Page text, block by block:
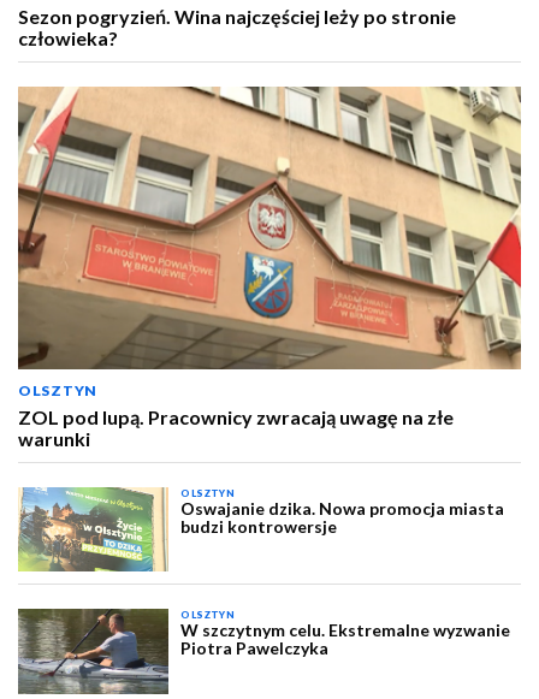
Sezon pogryzień. Wina najczęściej leży po stronie
człowieka?
OLSZTYN
ZOL pod lupą. Pracownicy zwracają uwagę na złe
warunki
OLSZTYN
Oswajanie dzika. Nowa promocja miasta
budzi kontrowersje
OLSZTYN
W szczytnym celu. Ekstremalne wyzwanie
Piotra Pawelczyka